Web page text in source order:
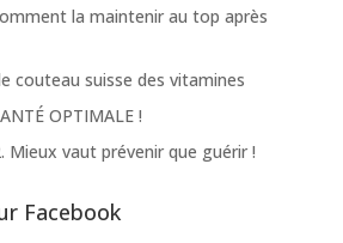
la maintenir au top après
couteau suisse des vitamines
OPTIMALE !
Mieux vaut prévenir que guérir !
Facebook